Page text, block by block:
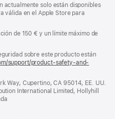
actualmente solo están disponibles
válida en el Apple Store para
de 150 € y un límite máximo de
sobre este producto están
support/product-safety-and-
Way, Cupertino, CA 95014, EE. UU.
International Limited, Hollyhill